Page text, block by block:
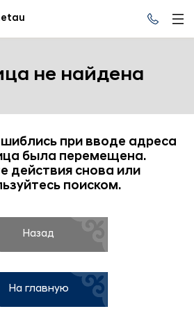
не найдена
при вводе адреса
была перемещена.
действия снова или
поиском.
Назад
На главную